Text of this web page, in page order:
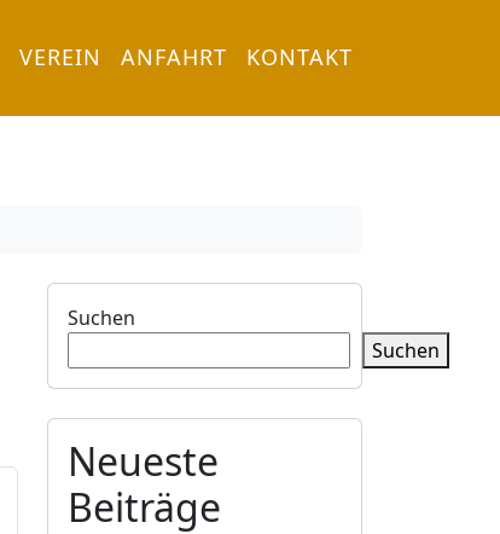
VEREIN ANFAHRT KONTAKT
Suchen
Suchen
Neueste
Beiträge